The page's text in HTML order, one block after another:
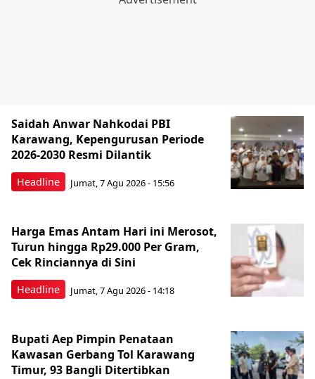
Headline
Saidah Anwar Nahkodai PBI
Karawang, Kepengurusan Periode
2026-2030 Resmi Dilantik
Jumat, 7 Agu 2026 - 15:56
Headline
Harga Emas Antam Hari ini Merosot,
Turun hingga Rp29.000 Per Gram,
Cek Rinciannya di Sini
Jumat, 7 Agu 2026 - 14:18
Bupati Aep Pimpin Penataan
Kawasan Gerbang Tol Karawang
Timur, 93 Bangli Ditertibkan